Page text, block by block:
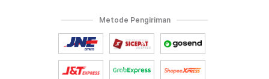
Metode Pengiriman